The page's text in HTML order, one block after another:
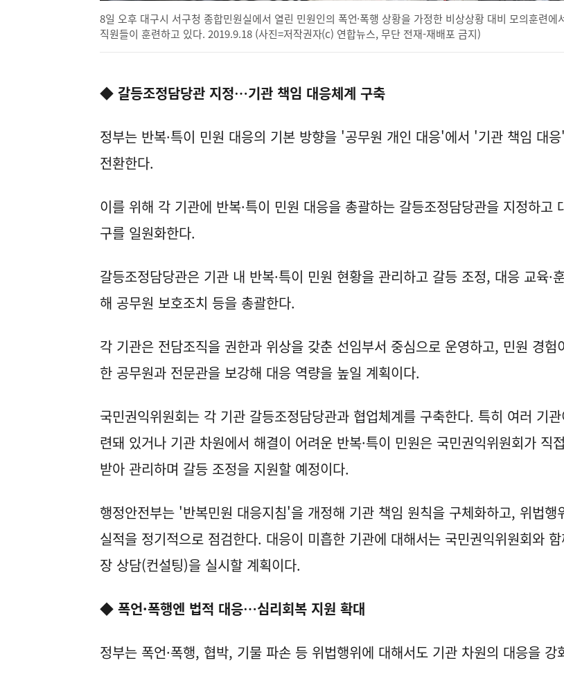
8일 오후 대구시 서구청 종합민원실에서 열린 민원인의 폭언·폭행 상황을 가정한 비상상황 대비 모의훈련에
직원들이 훈련하고 있다. 2019.9.18 (사진=저작권자(c) 연합뉴스, 무단 전재-재배포 금지)
◆ 갈등조정담당관 지정…기관 책임 대응체계 구축
정부는 반복·특이 민원 대응의 기본 방향을 '공무원 개인 대응'에서 '기관 책임 대
전환한다.
이를 위해 각 기관에 반복·특이 민원 대응을 총괄하는 갈등조정담당관을 지정하고
구를 일원화한다.
갈등조정담당관은 기관 내 반복·특이 민원 현황을 관리하고 갈등 조정, 대응 교육·
해 공무원 보호조치 등을 총괄한다.
각 기관은 전담조직을 권한과 위상을 갖춘 선임부서 중심으로 운영하고, 민원 경험
한 공무원과 전문관을 보강해 대응 역량을 높일 계획이다.
국민권익위원회는 각 기관 갈등조정담당관과 협업체계를 구축한다. 특히 여러 기
련돼 있거나 기관 차원에서 해결이 어려운 반복·특이 민원은 국민권익위원회가 직
받아 관리하며 갈등 조정을 지원할 예정이다.
행정안전부는 '반복민원 대응지침'을 개정해 기관 책임 원칙을 구체화하고, 위법행
실적을 정기적으로 점검한다. 대응이 미흡한 기관에 대해서는 국민권익위원회와
장 상담(컨설팅)을 실시할 계획이다.
◆ 폭언·폭행엔 법적 대응…심리회복 지원 확대
정부는 폭언·폭행, 협박, 기물 파손 등 위법행위에 대해서도 기관 차원의 대응을 강